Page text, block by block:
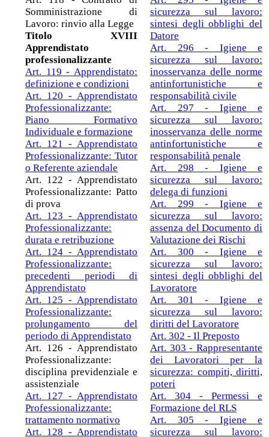
Somministrazione di
Lavoro: rinvio alla Legge
Titolo XVIII
Apprendistato
professionalizzante
Art. 119 - Apprendistato:
definizione e condizioni
Art. 120 - Apprendistato
Professionalizzante:
Piano Formativo
Individuale e formazione
Art. 121 - Apprendistato
Professionalizzante: Tutor
o Referente aziendale
Art. 122 - Apprendistato
Professionalizzante: Patto
di prova
Art. 123 - Apprendistato
Professionalizzante:
durata e retribuzione
Art. 124 - Apprendistato
Professionalizzante:
precedenti periodi di
Apprendistato
Art. 125 - Apprendistato
Professionalizzante:
prolungamento del
periodo di Apprendistato
Art. 126 - Apprendistato
Professionalizzante:
disciplina previdenziale e
assistenziale
Art. 127 - Apprendistato
Professionalizzante:
trattamento normativo
Art. 128 - Apprendistato
sicurezza sul lavoro:
sintesi degli obblighi del
Datore
Art. 296 - Igiene e
sicurezza sul lavoro:
inosservanza delle norme
antinfortunistiche e
responsabilità civile
Art. 297 - Igiene e
sicurezza sul lavoro:
inosservanza delle norme
antinfortunistiche e
responsabilità penale
Art. 298 - Igiene e
sicurezza sul lavoro:
delega di funzioni
Art. 299 - Igiene e
sicurezza sul lavoro:
assenza del Documento di
Valutazione dei Rischi
Art. 300 - Igiene e
sicurezza sul lavoro:
sintesi degli obblighi del
Lavoratore
Art. 301 - Igiene e
sicurezza sul lavoro:
diritti del Lavoratore
Art. 302 - Il Preposto
Art. 303 - Rappresentante
dei Lavoratori per la
sicurezza: compiti, diritti,
poteri
Art. 304 - Permessi e
Formazione del RLS
Art. 305 - Igiene e
sicurezza sul lavoro: